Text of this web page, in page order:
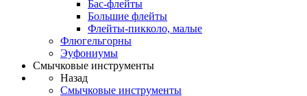
Бас-флейты
Большие флейты
Флейты-пикколо, малые
Флюгельгорны
Эуфониумы
Смычковые инструменты
Назад
Смычковые инструменты